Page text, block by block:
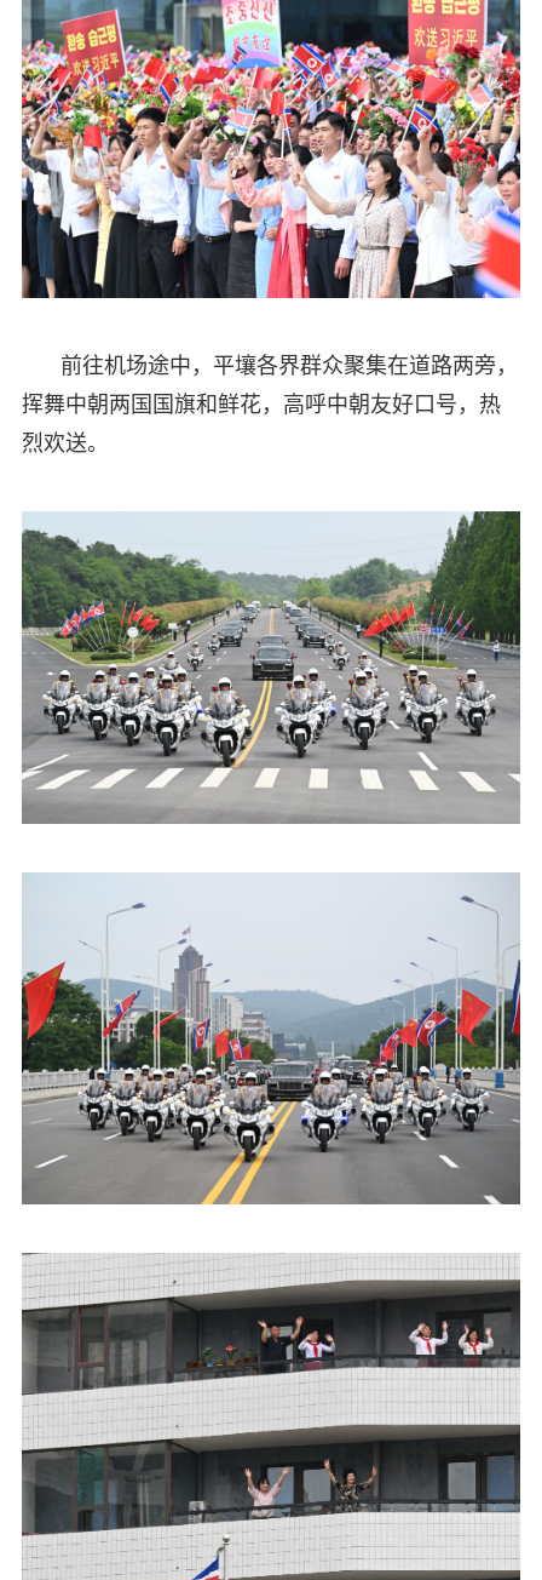
前往机场途中，平壤各界群众聚集在道路两旁，
挥舞中朝两国国旗和鲜花，高呼中朝友好口号，热
烈欢送。